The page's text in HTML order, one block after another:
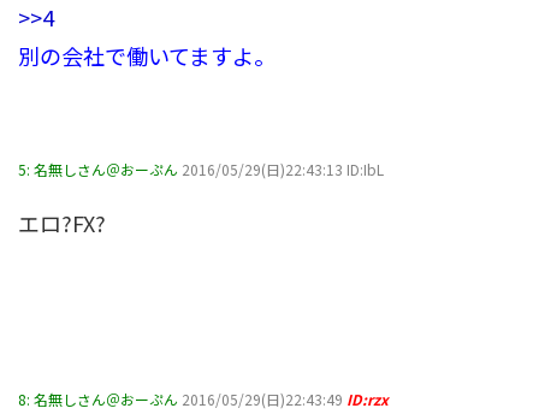
>>4
別の会社で働いてますよ。
5: 名無しさん＠おーぷん 2016/05/29(日)22:43:13 ID:IbL
エロ?FX?
8: 名無しさん＠おーぷん 2016/05/29(日)22:43:49 ID:rzx